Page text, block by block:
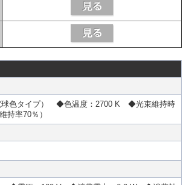
球色タイプ） ◆色温度：2700 K ◆光束維持時
持率70％）